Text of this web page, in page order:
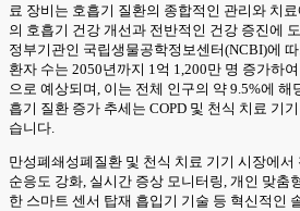
료 장비는 호흡기 질환의 종합적인 관리와 치
의 호흡기 건강 개선과 전반적인 건강 증진에
정부기관인 국립생물공학정보센터(NCBI)에
환자 수는 2050년까지 1억 1,200만 명 증가하
으로 예상되며, 이는 전체 인구의 약 9.5%에 해
흡기 질환 증가 추세는 COPD 및 천식 치료 기
습니다.
만성폐쇄성폐질환 및 천식 치료 기기 시장에
순응도 강화, 실시간 증상 모니터링, 개인 맞춤
한 스마트 센서 탑재 흡입기 기술 등 혁신적인